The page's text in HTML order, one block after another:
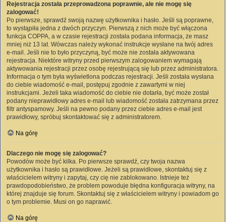
Rejestracja została przeprowadzona poprawnie, ale nie mogę się
zalogować!
Po pierwsze, sprawdź swoją nazwę użytkownika i hasło. Jeśli są poprawne,
to wystąpiła jedna z dwóch przyczyn. Pierwszą z nich może być włączona
funkcja COPPA, a w czasie rejestracji została podana informacja, że masz
mniej niż 13 lat. Wówczas należy wykonać instrukcje wysłane na twój adres
e-mail. Jeśli nie to było przyczyną, być może nie została aktywowana
rejestracja. Niektóre witryny przed pierwszym zalogowaniem wymagają
aktywowania rejestracji przez osobę rejestrującą się lub przez administratora.
Informacja o tym była wyświetlona podczas rejestracji. Jeśli została wysłana
do ciebie wiadomość e-mail, postępuj zgodnie z zawartymi w niej
instrukcjami. Jeżeli taka wiadomość do ciebie nie dotarła, być może został
podany nieprawidłowy adres e-mail lub wiadomość została zatrzymana przez
filtr antyspamowy. Jeśli na pewno podany przez ciebie adres e-mail jest
prawidłowy, spróbuj skontaktować się z administratorem.
Na górę
Dlaczego nie mogę się zalogować?
Powodów może być kilka. Po pierwsze sprawdź, czy twoja nazwa
użytkownika i hasło są prawidłowe. Jeżeli są prawidłowe, skontaktuj się z
właścicielem witryny i zapytaj, czy cię nie zablokowano. Istnieje też
prawdopodobieństwo, że problem powoduje błędna konfiguracja witryny, na
której znajduje się forum. Skontaktuj się z właścicielem witryny i powiadom go
o tym problemie. Musi on go naprawić.
Na górę